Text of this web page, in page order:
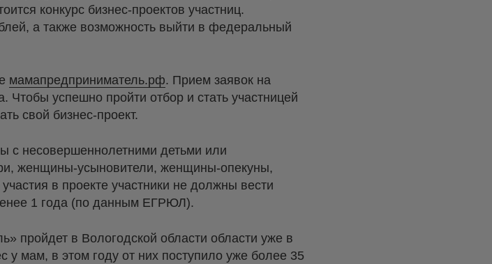
конкурс бизнес-проектов участниц.
а также возможность выйти в федеральный
мамапредприниматель.рф. Прием заявок на
Чтобы успешно пройти отбор и стать участницей
свой бизнес-проект.
с несовершеннолетними детьми или
женщины-усыновители, женщины-опекуны,
в проекте участники не должны вести
1 года (по данным ЕГРЮЛ).
пройдет в Вологодской области области уже в
мам, в этом году от них поступило уже более 35